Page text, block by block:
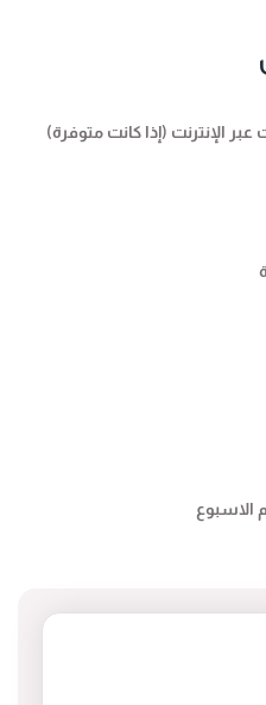
الإنترنت (إذا كانت متوفرة)